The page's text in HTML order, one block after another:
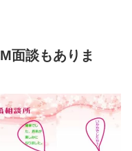
面談もありま